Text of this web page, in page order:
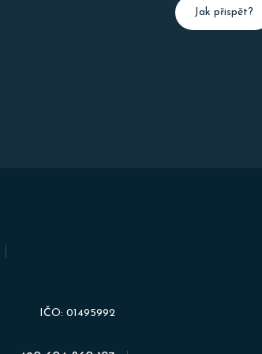
Jak
přispět
Jak přispět?
IČO: 01495992